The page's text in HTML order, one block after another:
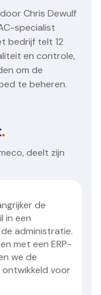
Chris Dewulf
specialist
bedrijf telt 12
en controle,
om de
te beheren.
.
deelt zijn
de
in een
administratie.
met een ERP-
we de
ontwikkeld voor